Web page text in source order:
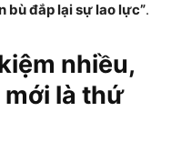
bù đắp lại sự lao lực”.
nhiều,
là thứ